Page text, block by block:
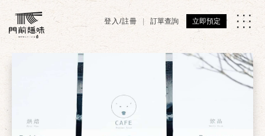
登入/註冊 訂單查詢 立即預定